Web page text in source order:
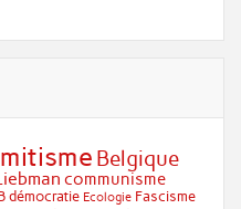
Belgique
communisme
démocratie Ecologie Fascisme